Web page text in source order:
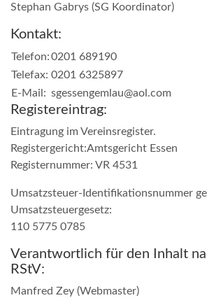
Stephan Gabrys (SG Koordinator)
Kontakt:
Telefon:0201 689190
Telefax: 0201 6325897
E-Mail: sgessengemlau@aol.com
Registereintrag:
Eintragung im Vereinsregister.
Registergericht:Amtsgericht Essen
Registernummer: VR 4531
Umsatzsteuer-Identifikationsnummer
Umsatzsteuergesetz:
110 5775 0785
Verantwortlich für den Inhalt
RStV:
Manfred Zey (Webmaster)